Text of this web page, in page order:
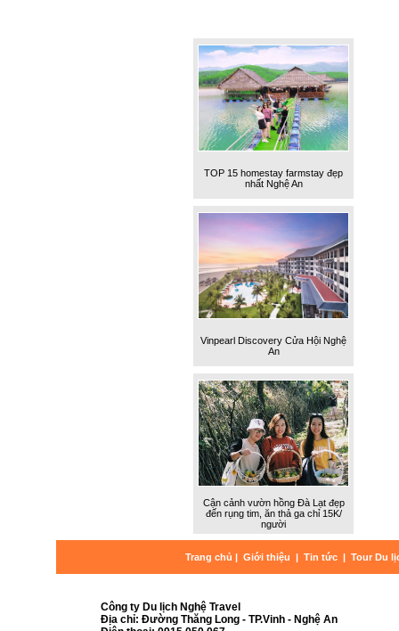
TOP 15 homestay farmstay đẹp
nhất Nghệ An
Vinpearl Discovery Cửa Hội Nghệ
An
Cận cảnh vườn hồng Đà Lạt đẹp
đến rụng tim, ăn thả ga chỉ 15K/
người
Trang chủ | Giới thiệu | Tin tức | Tour Du
Công ty Du lịch Nghệ Travel
Địa chỉ: Đường Thăng Long - TP.Vinh - Nghệ An